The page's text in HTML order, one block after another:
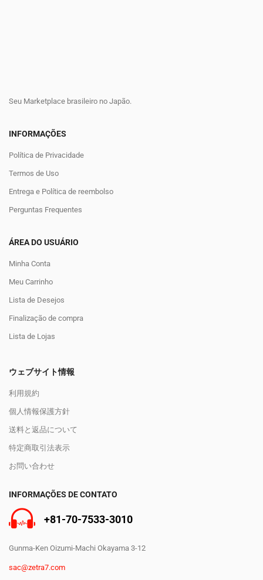
Seu Marketplace brasileiro no Japão.
INFORMAÇÕES
Política de Privacidade
Termos de Uso
Entrega e Política de reembolso
Perguntas Frequentes
ÁREA DO USUÁRIO
Minha Conta
Meu Carrinho
Lista de Desejos
Finalização de compra
Lista de Lojas
ウェブサイト情報
利用規約
個人情報保護方針
送料と返品について
特定商取引法表示
お問い合わせ
INFORMAÇÕES DE CONTATO
+81-70-7533-3010
Gunma-Ken Oizumi-Machi Okayama 3-12
sac@zetra7.com